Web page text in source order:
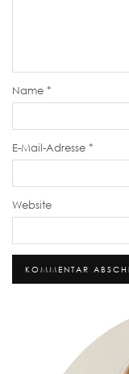
Name *
E-Mail-Adresse *
Website